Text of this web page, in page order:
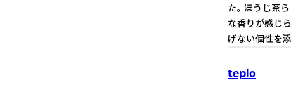
た。 ほうじ茶
な香りが感じ
げない個性を
teplo